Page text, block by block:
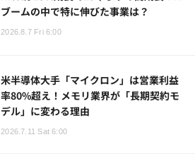
ブームの中で特に伸びた事業は？
2026.8.7 Fri 6:00
米半導体大手「マイクロン」は営業利益
率80%超え！メモリ業界が「長期契約モ
デル」に変わる理由
2026.7.11 Sat 6:00